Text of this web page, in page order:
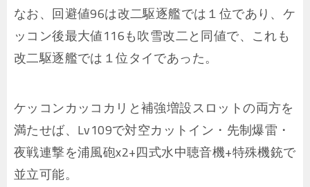
なお、回避値96は改二駆逐艦では１位であり、ケ
ッコン後最大値116も吹雪改二と同値で、これも
改二駆逐艦では１位タイであった。
ケッコンカッコカリと補強増設スロットの両方を
満たせば、Lv109で対空カットイン・先制爆雷・
夜戦連撃を浦風砲x2+四式水中聴音機+特殊機銃で
並立可能。